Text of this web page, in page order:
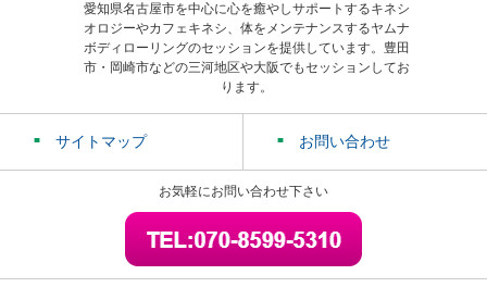
愛知県名古屋市を中心に心を癒やしサポートするキネシ
オロジーやカフェキネシ、体をメンテナンスするヤムナ
ボディローリングのセッションを提供しています。豊田
市・岡崎市などの三河地区や大阪でもセッションしてお
ります。
サイトマップ お問い合わせ
お気軽にお問い合わせ下さい